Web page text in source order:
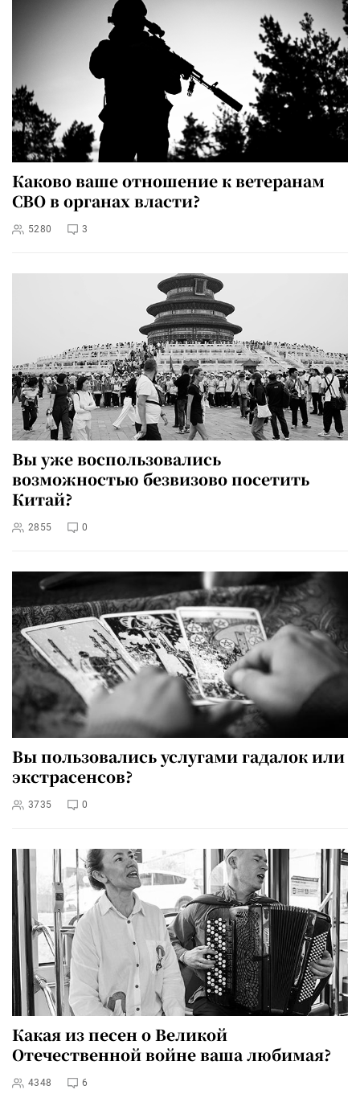
Каково ваше отношение к ветеранам
СВО в органах власти?
5280 3
Вы уже воспользовались
возможностью безвизово посетить
Китай?
2855 0
Вы пользовались услугами гадалок или
экстрасенсов?
3735 0
Какая из песен о Великой
Отечественной войне ваша любимая?
4348 6